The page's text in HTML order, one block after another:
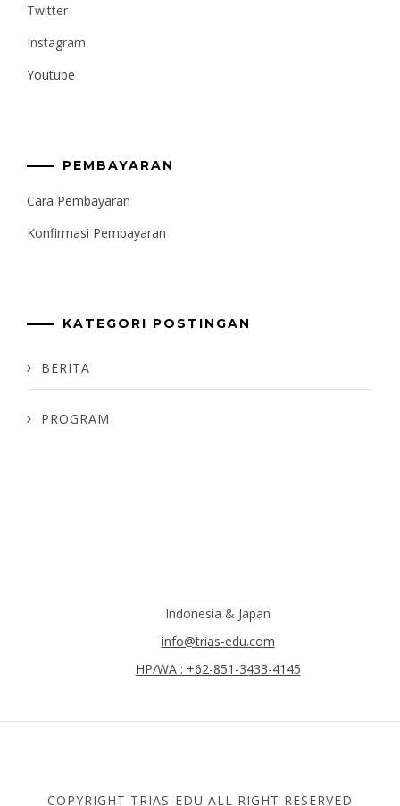
Twitter
Instagram
Youtube
PEMBAYARAN
Cara Pembayaran
Konfirmasi Pembayaran
KATEGORI POSTINGAN
BERITA
PROGRAM
Indonesia & Japan
info@trias-edu.com
HP/WA : +62-851-3433-4145
COPYRIGHT TRIAS-EDU ALL RIGHT RESERVED